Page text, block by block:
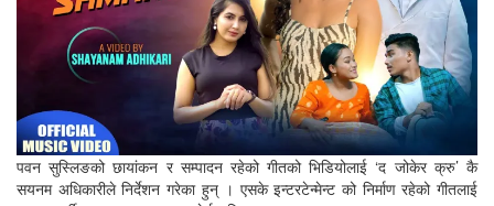
पवन सुस्लिङको छायांकन र सम्पादन रहेको गीतको भिडियोलाई ‘द जोकेर क्रु’ कै
सयनम अधिकारीले निर्देशन गरेका हुन् । एसके इन्टरटेन्मेन्ट को निर्माण रहेको गीतलाई